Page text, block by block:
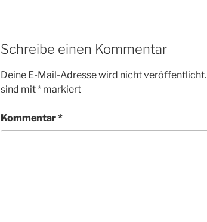
Schreibe einen Kommentar
Deine E-Mail-Adresse wird nicht veröffentlicht.
sind mit* markiert
Kommentar*